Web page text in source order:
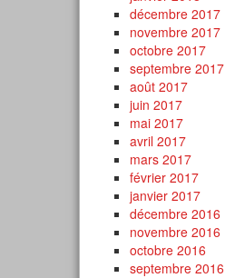
décembre 2017
novembre 2017
octobre 2017
septembre 2017
août 2017
juin 2017
mai 2017
avril 2017
mars 2017
février 2017
janvier 2017
décembre 2016
novembre 2016
octobre 2016
septembre 2016